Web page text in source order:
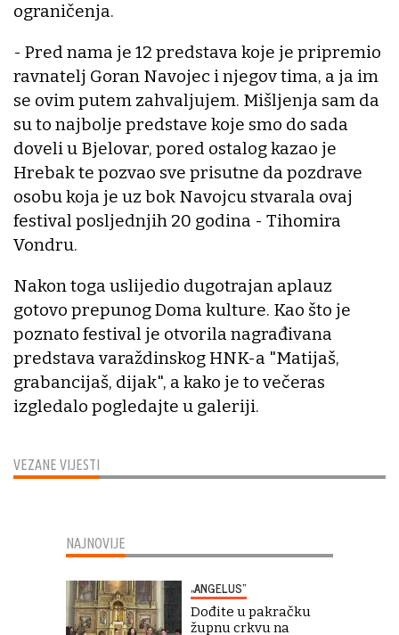
VEZANE VIJESTI
ograničenja.
- Pred nama je 12 predstava koje je pripremio
ravnatelj Goran Navojec i njegov tima, a ja im
se ovim putem zahvaljujem. Mišljenja sam da
su to najbolje predstave koje smo do sada
doveli u Bjelovar, pored ostalog kazao je
Hrebak te pozvao sve prisutne da pozdrave
osobu koja je uz bok Navojcu stvarala ovaj
festival posljednjih 20 godina - Tihomira
Vondru.
Nakon toga uslijedio dugotrajan aplauz
gotovo prepunog Doma kulture. Kao što je
poznato festival je otvorila nagrađivana
predstava varaždinskog HNK-a "Matijaš,
grabancijaš, dijak", a kako je to večeras
izgledalo pogledajte u galeriji.
NAJNOVIJE
„ANGELUS“
Dođite u pakračku
župnu crkvu na